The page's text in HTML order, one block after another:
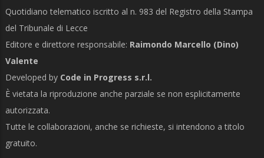
Quotidiano telematico iscritto al n. 983 del Registro della Stampa
del Tribunale di Lecce
Editore e direttore responsabile: Raimondo Marcello (Dino)
Valente
Developed by Code in Progress s.r.l.
È vietata la riproduzione anche parziale se non esplicitamente
autorizzata.
Tutte le collaborazioni, anche se richieste, si intendono a titolo
gratuito.